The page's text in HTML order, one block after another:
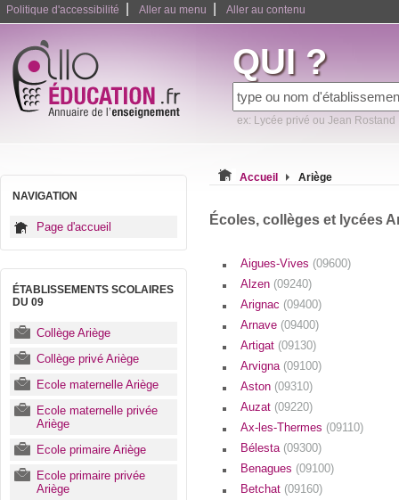
Politique d'accessibilité Aller au menu Aller au contenu
QUI ?
ex: Lycée privé ou Jean Rostand
NAVIGATION
Page d'accueil
ÉTABLISSEMENTS SCOLAIRES
DU 09
Collège Ariège
Collège privé Ariège
Ecole maternelle Ariège
Ecole maternelle privée
Ariège
Ecole primaire Ariège
Ecole primaire privée
Ariège
Accueil Ariège
Écoles, collèges et lycées
Aigues-Vives (09600)
Alzen (09240)
Arignac (09400)
Arnave (09400)
Artigat (09130)
Arvigna (09100)
Aston (09310)
Auzat (09220)
Ax-les-Thermes (09110)
Bélesta (09300)
Benagues (09100)
Betchat (09160)